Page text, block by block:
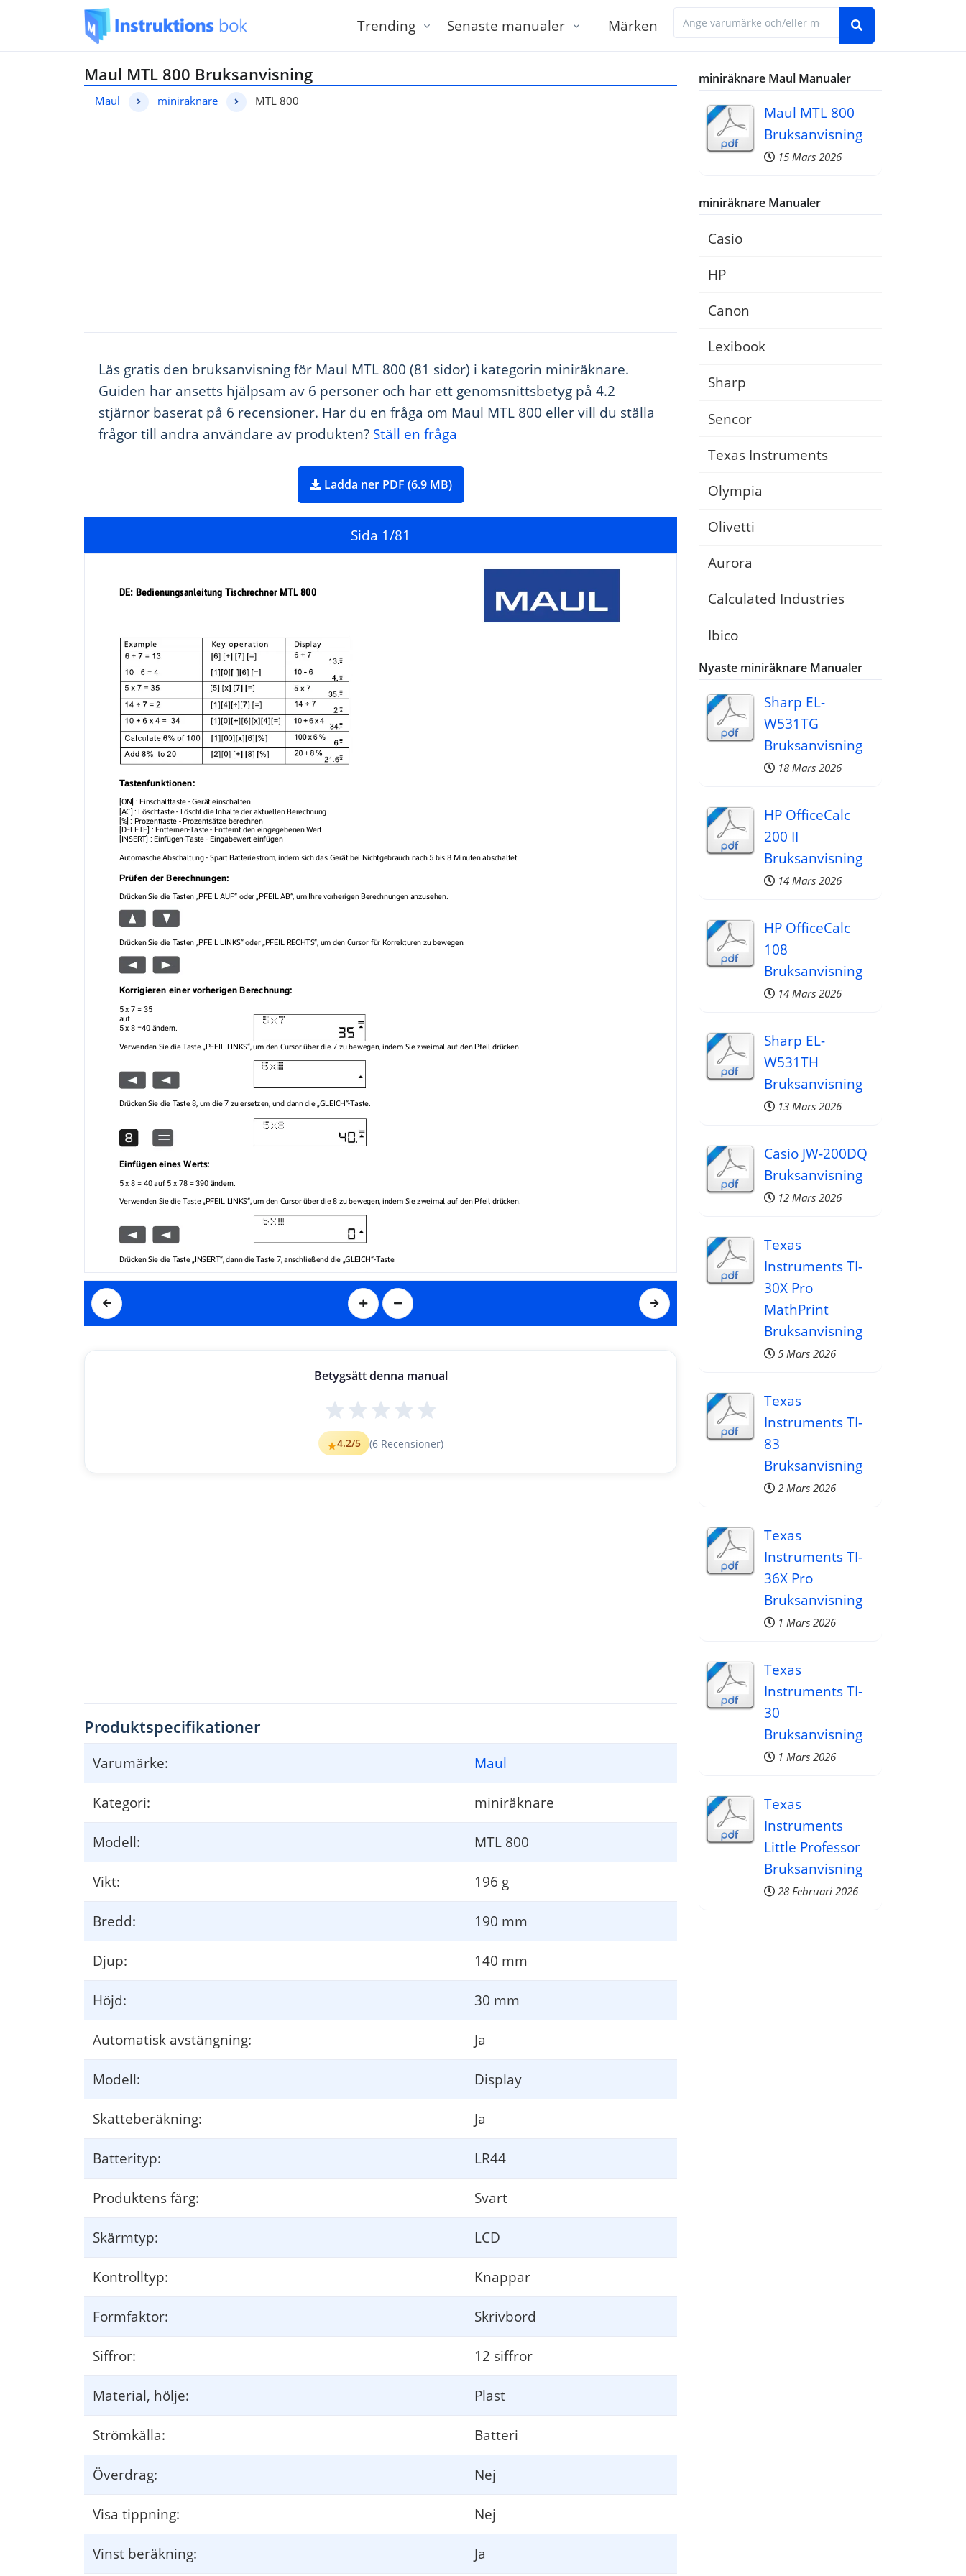
Trending Senaste manualer
Märken
Hitta den manual du behöver genom att
Maul MTL 800 Bruksanvisning
Maul miniräknare MTL 800
Läs gratis den bruksanvisning för Maul MTL 800 (81 sidor) i kategorin miniräknare.
Guiden har ansetts hjälpsam av 6 personer och har ett genomsnittsbetyg på 4.2
stjärnor baserat på 6 recensioner. Har du en fråga om Maul MTL 800 eller vill du ställa
frågor till andra användare av produkten? Ställ en fråga
Ladda ner PDF (6.9 MB)
Sida 1/81
DE: Bedienungsanleitung Tischrechner M TL 800
Tastenfunktionen:
[ON] : Einschalttaste - Gerät einschalten
[AC] : Löschtaste - Löscht die Inhalte der aktuellen Berechnung
[%] : Prozenttaste - Prozentsätze berechnen
[DELETE] : Entfernen-Taste - Entfernt den eingegebenen Wert
[INSERT] : Einfügen-Taste - Eingabewert einfügen
Automasche Abschaltung - Spart Batteriestrom, indem sich das Gerät bei Nichtgebrauch nach 5 bis 8 Minuten abschaltet.
Prüfen der Berechnungen:
Drücken Sie die Tasten „PFEIL AUF“ oder „PFEIL AB“, um Ihre vorherigen Berechnungen anzusehen.
Drücken Sie die Tasten „PFEIL LINKS“ oder „PFEIL RECHTS“, um den Cursor für Korrekturen zu bewegen.
Korrigieren einer vorherigen Berechnung:
5 x 7 = 35
auf
5 x 8 =40 ändern.
Verwenden Sie die Taste „PFEIL LINKS“, um den Cursor über die 7 zu bewegen, indem Sie zweimal auf den Pfeil drücken.
Drücken Sie die Taste 8, um die 7 zu ersetzen, und dann die „GLEICH“-Taste.
Einfügen eines Werts:
5 x 8 = 40 auf 5 x 78 = 390 ändern.
Verwenden Sie die Taste „PFEIL LINKS“, um den Cursor über die 8 zu bewegen, indem Sie zweimal auf den Pfeil drücken.
Drücken Sie die Taste „INSERT“, dann die Taste 7, anschließend die „GLEICH“-Taste.
INSERT
Die Gewinnspanne wird jetzt automatisch angezeigt. In diesem F
Beispiel: Ihre Kosten betr
Der Verkaufspreis wir
Betygsätt denna manual
4.2/5 (6Recensioner)
Produktspecifikationer
Varumärke: Maul
Kategori: miniräknare
Modell: MTL 800
Vikt: 196 g
Bredd: 190 mm
Djup: 140 mm
Höjd: 30 mm
Automatisk avstängning: Ja
Modell: Display
Skatteberäkning: Ja
Batterityp: LR44
Produktens färg: Svart
Skärmtyp: LCD
Kontrolltyp: Knappar
Formfaktor: Skrivbord
Siffror: 12 siffror
Material, hölje: Plast
Strömkälla: Batteri
Överdrag: Nej
Visa tippning: Nej
Vinst beräkning: Ja
miniräknare Maul Manualer
Maul MTL 800
Bruksanvisning
15 Mars 2026
miniräknare Manualer
Casio
HP
Canon
Lexibook
Sharp
Sencor
Texas Instruments
Olympia
Olivetti
Aurora
Calculated Industries
Ibico
Nyaste miniräknare Manualer
Sharp EL-
W531TG
Bruksanvisning
18 Mars 2026
HP OfficeCalc
200 II
Bruksanvisning
14 Mars 2026
HP OfficeCalc
108
Bruksanvisning
14 Mars 2026
Sharp EL-
W531TH
Bruksanvisning
13 Mars 2026
Casio JW-200DQ
Bruksanvisning
12 Mars 2026
Texas
Instruments TI-
30X Pro
MathPrint
Bruksanvisning
5 Mars 2026
Texas
Instruments TI-
83
Bruksanvisning
2 Mars 2026
Texas
Instruments TI-
36X Pro
Bruksanvisning
1 Mars 2026
Texas
Instruments TI-
30
Bruksanvisning
1 Mars 2026
Texas
Instruments
Little Professor
Bruksanvisning
28 Februari 2026